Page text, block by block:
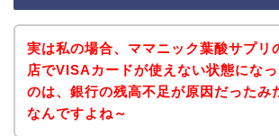
実は私の場合、ママニック葉酸サプリ
店でVISAカードが使えない状態になっ
のは、銀行の残高不足が原因だったみ
なんですよね～